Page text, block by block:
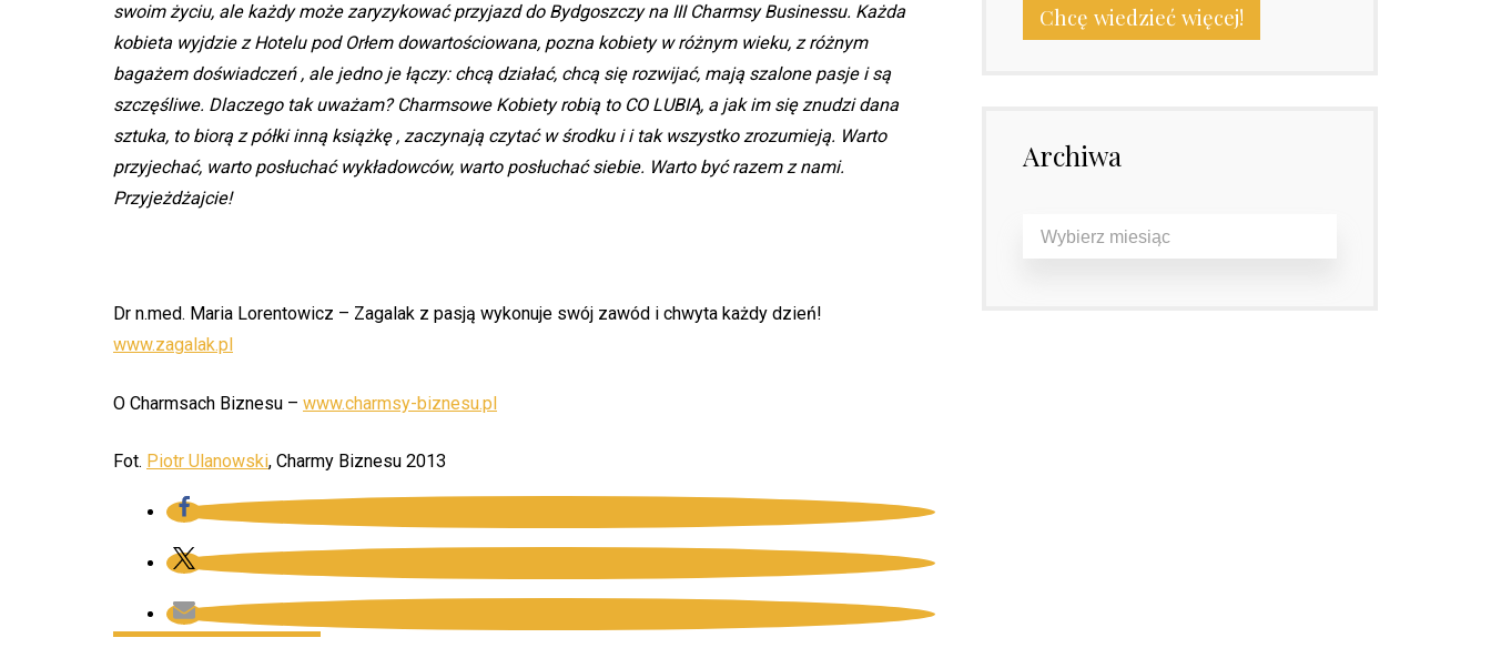
swoim życiu, ale każdy może zaryzykować przyjazd do Bydgoszczy na III Charmsy Businessu. Każda
kobieta wyjdzie z Hotelu pod Orłem dowartościowana, pozna kobiety w różnym wieku, z różnym
bagażem doświadczeń , ale jedno je łączy: chcą działać, chcą się rozwijać, mają szalone pasje i są
szczęśliwe. Dlaczego tak uważam? Charmsowe Kobiety robią to CO LUBIĄ, a jak im się znudzi dana
sztuka, to biorą z półki inną książkę , zaczynają czytać w środku i i tak wszystko zrozumieją. Warto
przyjechać, warto posłuchać wykładowców, warto posłuchać siebie. Warto być razem z nami.
Przyjeżdżajcie!
Dr n.med. Maria Lorentowicz – Zagalak z pasją wykonuje swój zawód i chwyta każdy dzień!
www.zagalak.pl
O Charmsach Biznesu – www.charmsy-biznesu.pl
Fot. Piotr Ulanowski, Charmy Biznesu 2013
Chcę wiedzieć więcej!
Archiwa